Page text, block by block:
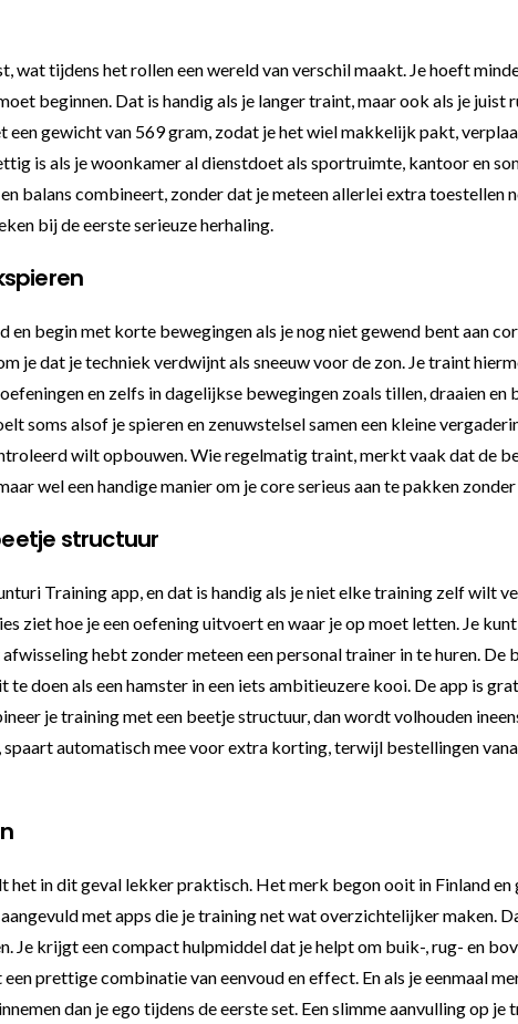
wat tijdens het rollen een wereld van verschil maakt. Je hoeft
beginnen. Dat is handig als je langer traint, maar ook als je
gewicht van 569 gram, zodat je het wiel makkelijk pakt,
is als je woonkamer al dienstdoet als sportruimte, kantoor en
balans combineert, zonder dat je meteen allerlei extra toestellen
bij de eerste serieuze herhaling.
begin met korte bewegingen als je nog niet gewend bent aan
je dat je techniek verdwijnt als sneeuw voor de zon. Je traint
en zelfs in dagelijkse bewegingen zoals tillen, draaien
soms alsof je spieren en zenuwstelsel samen een kleine
wilt opbouwen. Wie regelmatig traint, merkt vaak dat de
wel een handige manier om je core serieus aan te pakken
structuur
Training app, en dat is handig als je niet elke training zelf wilt
ziet hoe je een oefening uitvoert en waar je op moet letten. Je
hebt zonder meteen een personal trainer in te huren.
doen als een hamster in een iets ambitieuzere kooi. De app is
je training met een beetje structuur, dan wordt volhouden
automatisch mee voor extra korting, terwijl bestellingen
in dit geval lekker praktisch. Het merk begon ooit in Finland
met apps die je training net wat overzichtelijker maken.
Je krijgt een compact hulpmiddel dat je helpt om buik-, rug- en
prettige combinatie van eenvoud en effect. En als je eenmaal
dan je ego tijdens de eerste set. Een slimme aanvulling op